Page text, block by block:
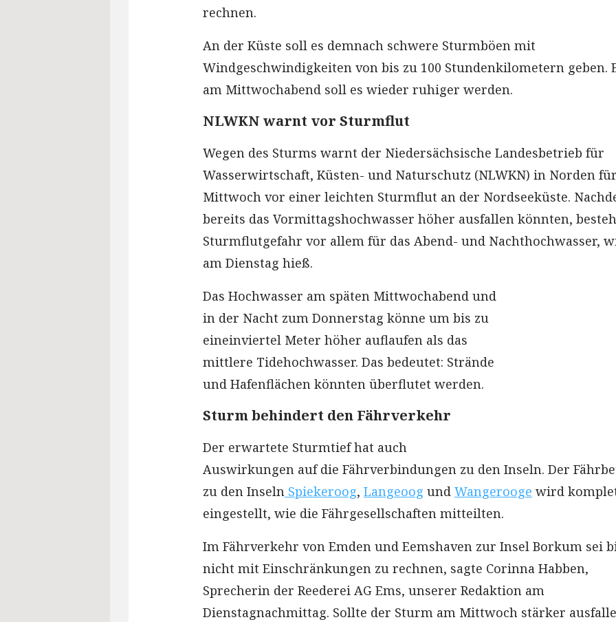
rechnen.
An der Küste soll es demnach schwere Sturmböen mit
Windgeschwindigkeiten von bis zu 100 Stundenkilometern geben.
am Mittwochabend soll es wieder ruhiger werden.
NLWKN warnt vor Sturmflut
Wegen des Sturms warnt der Niedersächsische Landesbetrieb für
Wasserwirtschaft, Küsten- und Naturschutz (NLWKN) in Norden
Mittwoch vor einer leichten Sturmflut an der Nordseeküste.
bereits das Vormittagshochwasser höher ausfallen könnten,
Sturmflutgefahr vor allem für das Abend- und Nachthochwasser,
am Dienstag hieß.
Das Hochwasser am späten Mittwochabend und
in der Nacht zum Donnerstag könne um bis zu
eineinviertel Meter höher auflaufen als das
mittlere Tidehochwasser. Das bedeutet: Strände
und Hafenflächen könnten überflutet werden.
Sturm behindert den Fährverkehr
Der erwartete Sturmtief hat auch
Auswirkungen auf die Fährverbindungen zu den Inseln. Der
zu den Inseln Spiekeroog, Langeoog und Wangerooge wird
eingestellt, wie die Fährgesellschaften mitteilten.
Im Fährverkehr von Emden und Eemshaven zur Insel Borkum sei
nicht mit Einschränkungen zu rechnen, sagte Corinna Habben,
Sprecherin der Reederei AG Ems, unserer Redaktion am
Dienstagnachmittag. Sollte der Sturm am Mittwoch stärker